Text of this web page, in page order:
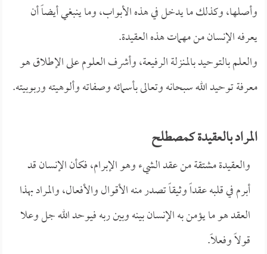
وأصلها، وكذلك ما يدخل في هذه الأبواب، وما ينبغي أيضاً أن
يعرفه الإنسان من مهمات هذه العقيدة.
والعلم بالتوحيد بالمنزلة الرفيعة، وأشرف العلوم على الإطلاق هو
معرفة توحيد الله سبحانه وتعالى بأسمائه وصفاته وألوهيته وربوبيته.
المراد بالعقيدة كمصطلح
والعقيدة مشتقة من عقد الشيء وهو الإبرام، فكأن الإنسان قد
أبرم في قلبه عقداً وثيقاً تصدر منه الأقوال والأفعال، والمراد بهذا
العقد هو ما يؤمن به الإنسان بينه وبين ربه فيوحد الله جل وعلا
قولاً وفعلاً.